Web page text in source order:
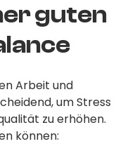
guten
Arbeit und
um Stress
zu erhöhen.
können: